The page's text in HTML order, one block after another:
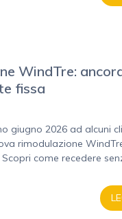
WindTre:
fissa
giugno 2026 ad alcuni
rimodulazione
come recedere